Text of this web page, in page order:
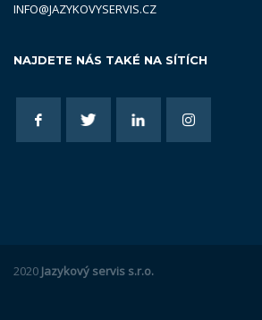
INFO@JAZYKOVYSERVIS.CZ
NAJDETE NÁS TAKÉ NA SÍTÍCH
2020 Jazykový servis s.r.o.